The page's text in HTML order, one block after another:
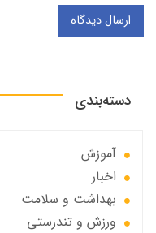
ارسال دیدگاه
دسته‌بندی
آموزش
اخبار
بهداشت و سلامت
ورزش و تندرستی